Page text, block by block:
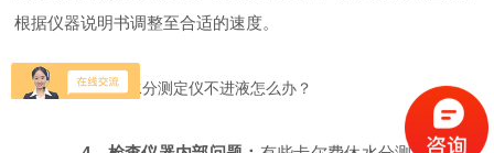
根据仪器说明书调整至合适的速度。